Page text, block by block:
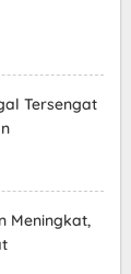
Tersengat
Meningkat,